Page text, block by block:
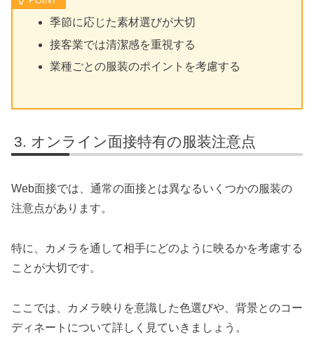
季節に応じた素材選びが大切
接客業では清潔感を重視する
業種ごとの服装のポイントを考慮する
オンライン面接特有の服装注意点
Web面接では、通常の面接とは異なるいくつかの服装の
注意点があります。
特に、カメラを通して相手にどのように映るかを考慮する
ことが大切です。
ここでは、カメラ映りを意識した色選びや、背景とのコー
ディネートについて詳しく見ていきましょう。